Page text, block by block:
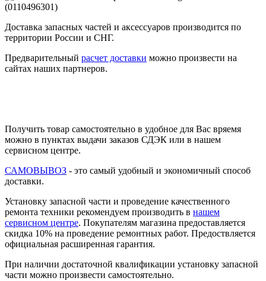
Доставка запасных частей и аксессуаров производится по
территории России и СНГ.
Предварительный расчет доставки можно произвести на
сайтах наших партнеров.
Получить товар самостоятельно в удобное для Вас вряемя
можно в пунктах выдачи заказов СДЭК или в нашем
сервисном центре.
САМОВЫВОЗ - это самый удобный и экономичный способ
доставки.
Установку запасной части и проведение качественного
ремонта техники рекомендуем производить в нашем
сервисном центре. Покупателям магазина предоставляется
скидка 10% на проведение ремонтных работ. Предоствляется
официальная расширенная гарантия.
При наличии достаточной квалификации установку запасной
части можно произвести самостоятельно.